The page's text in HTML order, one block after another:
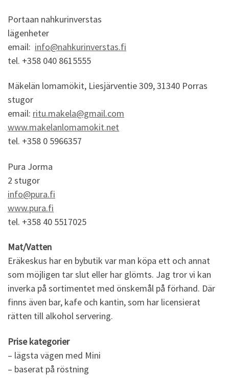
Portaan nahkurinverstas
lägenheter
email: info@nahkurinverstas.fi
tel. +358 040 8615555
Mäkelän lomamökit, Liesjärventie 309, 31340 Porras
stugor
email: ritu.makela@gmail.com
www.makelanlomamokit.net
tel. +358 0 5966357
Pura Jorma
2 stugor
info@pura.fi
www.pura.fi
tel. +358 40 5517025
Mat/Vatten
Eräkeskus har en bybutik var man köpa ett och annat
som möjligen tar slut eller har glömts. Jag tror vi kan
inverka på sortimentet med önskemål på förhand. Där
finns även bar, kafe och kantin, som har licensierat
rätten till alkohol servering.
Prise kategorier
– lägsta vägen med Mini
– baserat på röstning